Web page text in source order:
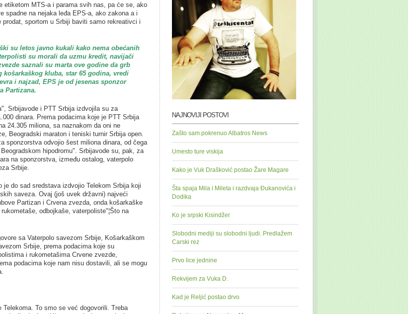
etiketom MTS-a i parama svih nas, pa će se, ako
spadne na nejaka leđa EPS-a, ako zakona a i
sportom u Srbiji baviti samo rekreativci i
su letos javno kukali kako nema obećanih
su morali da uzmu kredit, navijači
saznali su marta ove godine da grb
košarkaškog kluba, star 65 godina, vredi
i najzad, EPS je od jesenas sponzor
Partizana.
Srbijavode i PTT Srbija izdvojila su za
dinara. Prema podacima koje je PTT Srbija
24.305 miliona, sa naznakom da oni ne
Beogradski maraton i teniski turnir Srbija open.
sponzorstva odvojio šest miliona dinara, od čega
hipodromu". Srbijavode su, pak, za
na sponzorstva, između ostalog, vaterpolo
Srbije.
do sad sredstava izdvojio Telekom Srbija koji
saveza. Ovaj (još uvek državni) najveći
Partizan i Crvena zvezda, onda košarkaške
odbojkaše, vaterpoliste"¦Što na
sa Vaterpolo savezom Srbije, Košarkaškom
Srbije, prema podacima koje su
i rukometašima Crvene zvezde,
podacima koje nam nisu dostavili, ali se mogu
To smo se već dogovorili. Treba
NAJNOVIJI POSTOVI
Zašto sam pokrenuo Albatros News
Umesto ture viskija
Kako je Vuk Drašković postao Žare Magare
Šta spaja Mila i Mileta i razdvaja Đukanovića i
Dodika
Ko je srpski Kisindžer
Slobodni mediji su slobodni ljudi. Predlažem
Carski rez
Prvo lice jednine
Rekvijem za Vuka D.
Kad je Reljić postao drvo